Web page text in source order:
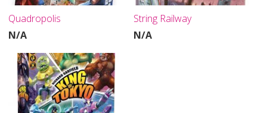
Quadropolis
N/A
String Railway
N/A